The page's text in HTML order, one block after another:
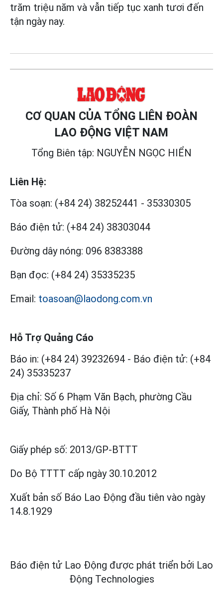
trăm triệu năm và vẫn tiếp tục xanh tươi đến
tận ngày nay.
CƠ QUAN CỦA TỔNG LIÊN ĐOÀN
LAO ĐỘNG VIỆT NAM
Tổng Biên tập: NGUYỄN NGỌC HIỂN
Liên Hệ:
Tòa soạn: (+84 24) 38252441 - 35330305
Báo điện tử: (+84 24) 38303044
Đường dây nóng: 096 8383388
Bạn đọc: (+84 24) 35335235
Email: toasoan@laodong.com.vn
Hỗ Trợ Quảng Cáo
Báo in: (+84 24) 39232694 - Báo điện tử: (+84
24) 35335237
Địa chỉ: Số 6 Phạm Văn Bạch, phường Cầu
Giấy, Thành phố Hà Nội
Giấy phép số: 2013/GP-BTTT
Do Bộ TTTT cấp ngày 30.10.2012
Xuất bản số Báo Lao Động đầu tiên vào ngày
14.8.1929
Báo điện tử Lao Động được phát triển bởi Lao
Động Technologies